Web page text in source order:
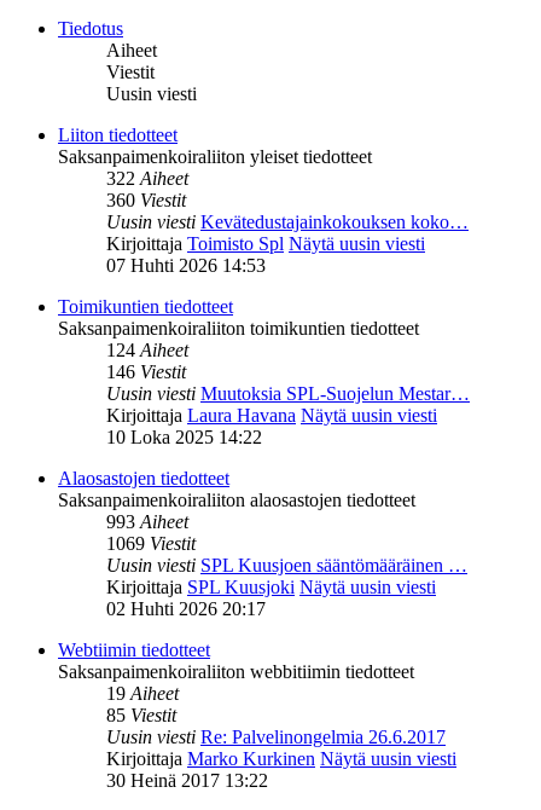
Tiedotus
Aiheet
Viestit
Uusin viesti
Liiton tiedotteet
Saksanpaimenkoiraliiton yleiset tiedotteet
322Aiheet
360 Viestit
Uusin viesti Kevätedustajainkokouksen koko…
Kirjoittaja Toimisto Spl Näytä uusin viesti
07 Huhti 2026 14:53
Toimikuntien tiedotteet
Saksanpaimenkoiraliiton toimikuntien tiedotteet
124Aiheet
146 Viestit
Uusin viesti Muutoksia SPL-Suojelun Mestar…
Kirjoittaja Laura Havana Näytä uusin viesti
10 Loka 2025 14:22
Alaosastojen tiedotteet
Saksanpaimenkoiraliiton alaosastojen tiedotteet
993Aiheet
1069 Viestit
Uusin viesti SPL Kuusjoen sääntömääräinen …
Kirjoittaja SPL Kuusjoki Näytä uusin viesti
02 Huhti 2026 20:17
Webtiimin tiedotteet
Saksanpaimenkoiraliiton webbitiimin tiedotteet
19Aiheet
85 Viestit
Uusin viesti Re: Palvelinongelmia 26.6.2017
Kirjoittaja Marko Kurkinen Näytä uusin viesti
30 Heinä 2017 13:22